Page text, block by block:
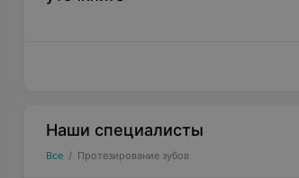
Наши специалисты
Все / Протезирование зубов